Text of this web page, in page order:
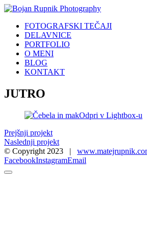
FOTOGRAFSKI TEČAJI
DELAVNICE
PORTFOLIO
O MENI
BLOG
KONTAKT
JUTRO
Odpri v Lightbox-u
Prejšnji projekt
Naslednji projekt
© Copyright 2023 |
FacebookInstagramEmail